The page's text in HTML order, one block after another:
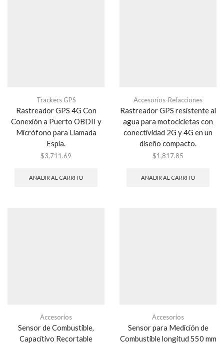
Trackers GPS
Rastreador GPS 4G Con
Conexión a Puerto OBDII y
Micrófono para Llamada
Espía.
$3,711.69
AÑADIR AL CARRITO
Accesorios-Refacciones
Rastreador GPS resistente al
agua para motocicletas con
conectividad 2G y 4G en un
diseño compacto.
$1,817.85
AÑADIR AL CARRITO
Accesorios
Sensor de Combustible,
Capacitivo Recortable
Accesorios
Sensor para Medición de
Combustible longitud 550 mm